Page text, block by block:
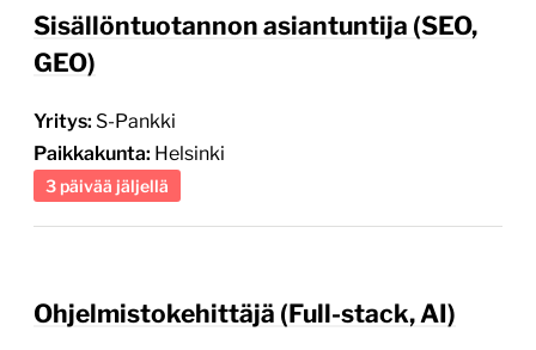
Sisällöntuotannon asiantuntija (SEO,
GEO)
Yritys: S-Pankki
Paikkakunta: Helsinki
3 päivää jäljellä
Ohjelmistokehittäjä (Full-stack, AI)